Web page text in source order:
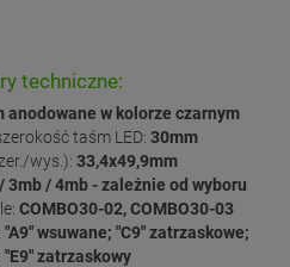
techniczne:
anodowane w kolorze czarnym
taśm LED: 30mm
wys.): 33,4x49,9mm
3mb / 4mb - zależnie od wyboru
COMBO30-02, COMBO30-03
"A9" wsuwane; "C9" zatrzaskowe;
"E9" zatrzaskowy